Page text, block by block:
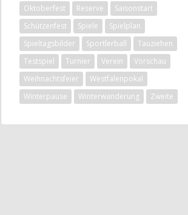
Oktoberfest
Reserve
Saisonstart
Schützenfest
Spiele
Spielplan
Spieltagsbilder
Sportlerball
Tauziehen
Testspiel
Turnier Verein
Vorschau
Weihnachtsfeier
Westfalenpokal
Winterpause
Winterwanderung Zweite